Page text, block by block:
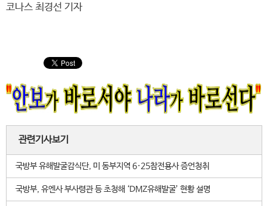
코나스 최경선 기자
관련기사보기
국방부 유해발굴감식단, 미 동부지역 6·25참전용사 증언청취
국방부, 유엔사 부사령관 등 초청해 ‘DMZ유해발굴’ 현황 설명